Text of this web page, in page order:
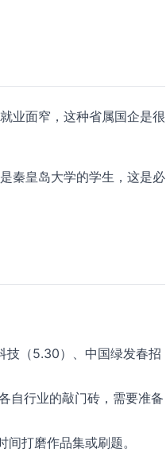
业面窄，这种省属国企是很
秦皇岛大学的学生，这是必
技（5.30）、中国绿发春招
自行业的敲门砖，需要准备
打磨作品集或刷题。